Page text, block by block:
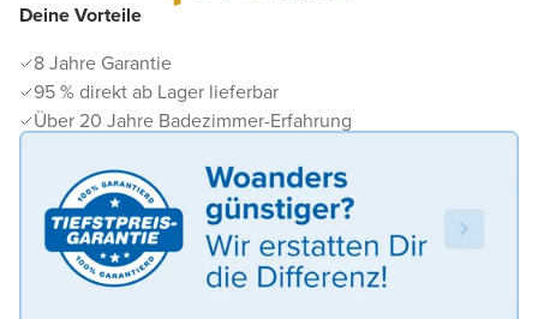
Deine Vorteile
8 Jahre Garantie
95 % direkt ab Lager lieferbar
Über 20 Jahre Badezimmer-Erfahrung